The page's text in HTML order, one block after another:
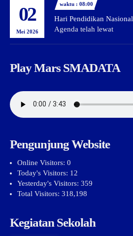
02
Mei 2026
waktu : 08:00
Hari Pendidikan Nasional
Agenda telah lewat
Play Mars SMADATA
Pengunjung Website
Online Visitors: 0
Today's Visitors: 12
Yesterday's Visitors: 359
Total Visitors: 318,198
Kegiatan Sekolah